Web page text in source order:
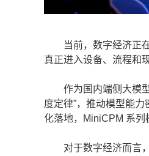
当前，数字经济正在
真正进入设备、流程和
作为国内端侧大模型
度定律”，推动模型能
化落地，MiniCPM 系列
对于数字经济而言，